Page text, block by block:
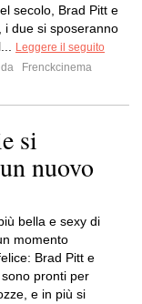
secolo, Brad Pitt e
i due si sposeranno
Leggere il seguito
da
Frenckcinema
si
nuovo
bella e sexy di
momento
Brad Pitt e
pronti per
e in più si